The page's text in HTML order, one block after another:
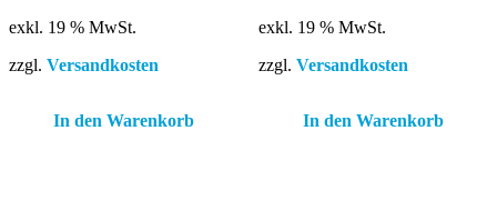
exkl. 19 % MwSt.
zzgl. Versandkosten
In den Warenkorb
exkl. 19 % MwSt.
zzgl. Versandkosten
In den Warenkorb